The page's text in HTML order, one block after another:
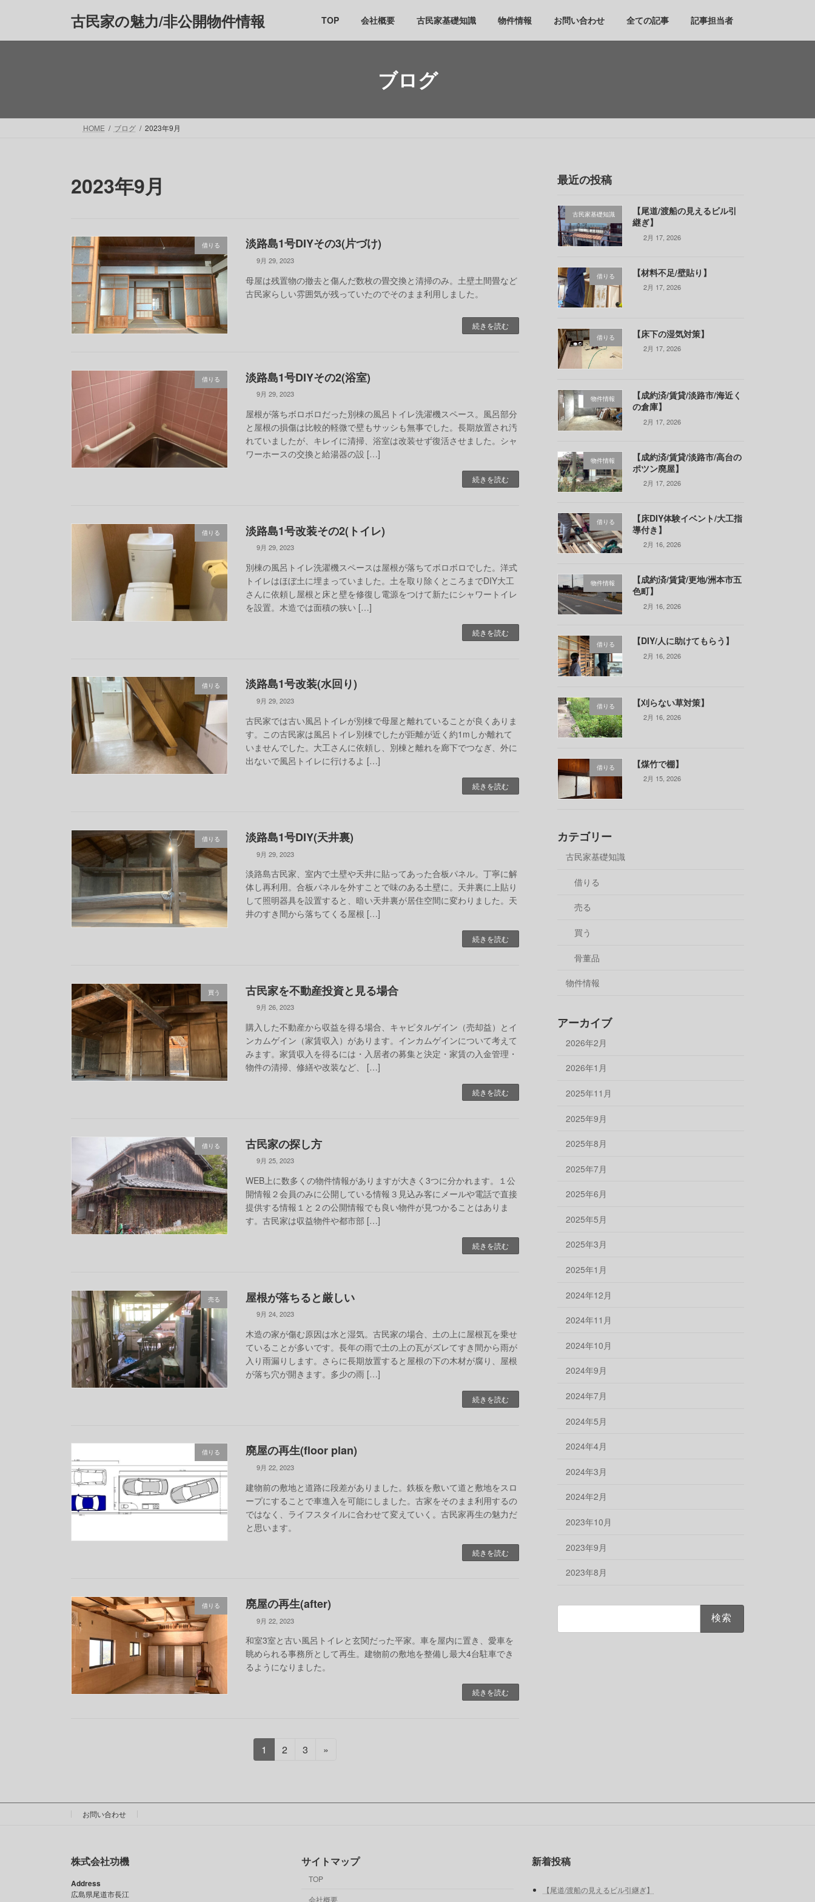
ッ
移
古民家の魅力/非公開物件情報 TOP 会社概要 古民家基礎知識 物件情報 お問い合わせ 全ての記事 記事担当者
ブログ
HOME ブログ 2023年9月
2023年9月
借りる 淡路島1号DIYその3(片づけ)
9月 29, 2023
母屋は残置物の撤去と傷んだ数枚の畳交換と清掃のみ。土壁土間畳など
古民家らしい雰囲気が残っていたのでそのまま利用しました。
続きを読む
借りる 淡路島1号DIYその2(浴室)
9月 29, 2023
屋根が落ちボロボロだった別棟の風呂トイレ洗濯機スペース。風呂部分
と屋根の損傷は比較的軽微で壁もサッシも無事でした。長期放置され汚
れていましたが、キレイに清掃、浴室は改装せず復活させました。シャ
ワーホースの交換と給湯器の設 […]
続きを読む
借りる 淡路島1号改装その2(トイレ)
9月 29, 2023
別棟の風呂トイレ洗濯機スペースは屋根が落ちてボロボロでした。洋式
トイレはほぼ土に埋まっていました。土を取り除くところまでDIY大工
さんに依頼し屋根と床と壁を修復し電源をつけて新たにシャワートイレ
を設置。木造では面積の狭い […]
続きを読む
借りる 淡路島1号改装(水回り)
9月 29, 2023
古民家では古い風呂トイレが別棟で母屋と離れていることが良くありま
す。この古民家は風呂トイレ別棟でしたが距離が近く約1mしか離れて
いませんでした。大工さんに依頼し、別棟と離れを廊下でつなぎ、外に
出ないで風呂トイレに行けるよ […]
続きを読む
借りる 淡路島1号DIY(天井裏)
9月 29, 2023
淡路島古民家、室内で土壁や天井に貼ってあった合板パネル。丁寧に解
体し再利用。合板パネルを外すことで味のある土壁に。天井裏に上貼り
して照明器具を設置すると、暗い天井裏が居住空間に変わりました。天
井のすき間から落ちてくる屋根 […]
続きを読む
買う 古民家を不動産投資と見る場合
9月 26, 2023
購入した不動産から収益を得る場合、キャピタルゲイン（売却益）とイ
ンカムゲイン（家賃収入）があります。インカムゲインについて考えて
みます。家賃収入を得るには・入居者の募集と決定・家賃の入金管理・
物件の清掃、修繕や改装など、 […]
続きを読む
借りる 古民家の探し方
9月 25, 2023
WEB上に数多くの物件情報がありますが大きく3つに分かれます。１公
開情報２会員のみに公開している情報３見込み客にメールや電話で直接
提供する情報１と２の公開情報でも良い物件が見つかることはありま
す。古民家は収益物件や都市部 […]
続きを読む
売る 屋根が落ちると厳しい
9月 24, 2023
木造の家が傷む原因は水と湿気。古民家の場合、土の上に屋根瓦を乗せ
ていることが多いです。長年の雨で土の上の瓦がズレてすき間から雨が
入り雨漏りします。さらに長期放置すると屋根の下の木材が腐り、屋根
が落ち穴が開きます。多少の雨 […]
続きを読む
借りる 廃屋の再生(floor plan)
9月 22, 2023
建物前の敷地と道路に段差がありました。鉄板を敷いて道と敷地をスロ
ープにすることで車進入を可能にしました。古家をそのまま利用するの
ではなく、ライフスタイルに合わせて変えていく。古民家再生の魅力だ
と思います。
続きを読む
借りる 廃屋の再生(after)
9月 22, 2023
和室3室と古い風呂トイレと玄関だった平家。車を屋内に置き、愛車を
眺められる事務所として再生。建物前の敷地を整備し最大4台駐車でき
るようになりました。
続きを読む
の
ペ
ジ
送
固
定
ジ
1
固
ジ
2
固
ジ
3 »
最近の投稿
古民家基礎知識
【尾道/渡船の見えるビル引
継ぎ】
2月 17, 2026
借りる 【材料不足/壁貼り】
2月 17, 2026
借りる 【床下の湿気対策】
2月 17, 2026
物件情報
【成約済/賃貸/淡路市/海近く
の倉庫】
2月 17, 2026
物件情報
【成約済/賃貸/淡路市/高台の
ポツン廃屋】
2月 17, 2026
借りる
【床DIY体験イベント/大工指
導付き】
2月 16, 2026
物件情報
【成約済/賃貸/更地/洲本市五
色町】
2月 16, 2026
借りる 【DIY/人に助けてもらう】
2月 16, 2026
借りる 【刈らない草対策】
2月 16, 2026
借りる 【煤竹で棚】
2月 15, 2026
カテゴリー
古民家基礎知識
借りる
売る
買う
骨董品
物件情報
アーカイブ
2026年2月
2026年1月
2025年11月
2025年9月
2025年8月
2025年7月
2025年6月
2025年5月
2025年3月
2025年1月
2024年12月
2024年11月
2024年10月
2024年9月
2024年7月
2024年5月
2024年4月
2024年3月
2024年2月
2023年10月
2023年9月
2023年8月
お問い合わせ
株式会社功機
Address
広島県尾道市長江
サイトマップ
TOP
会社概要
新着投稿
【尾道/渡船の見えるビル引継ぎ】